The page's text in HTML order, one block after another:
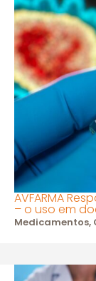
AVFARMA
– o uso em
Medicamentos,